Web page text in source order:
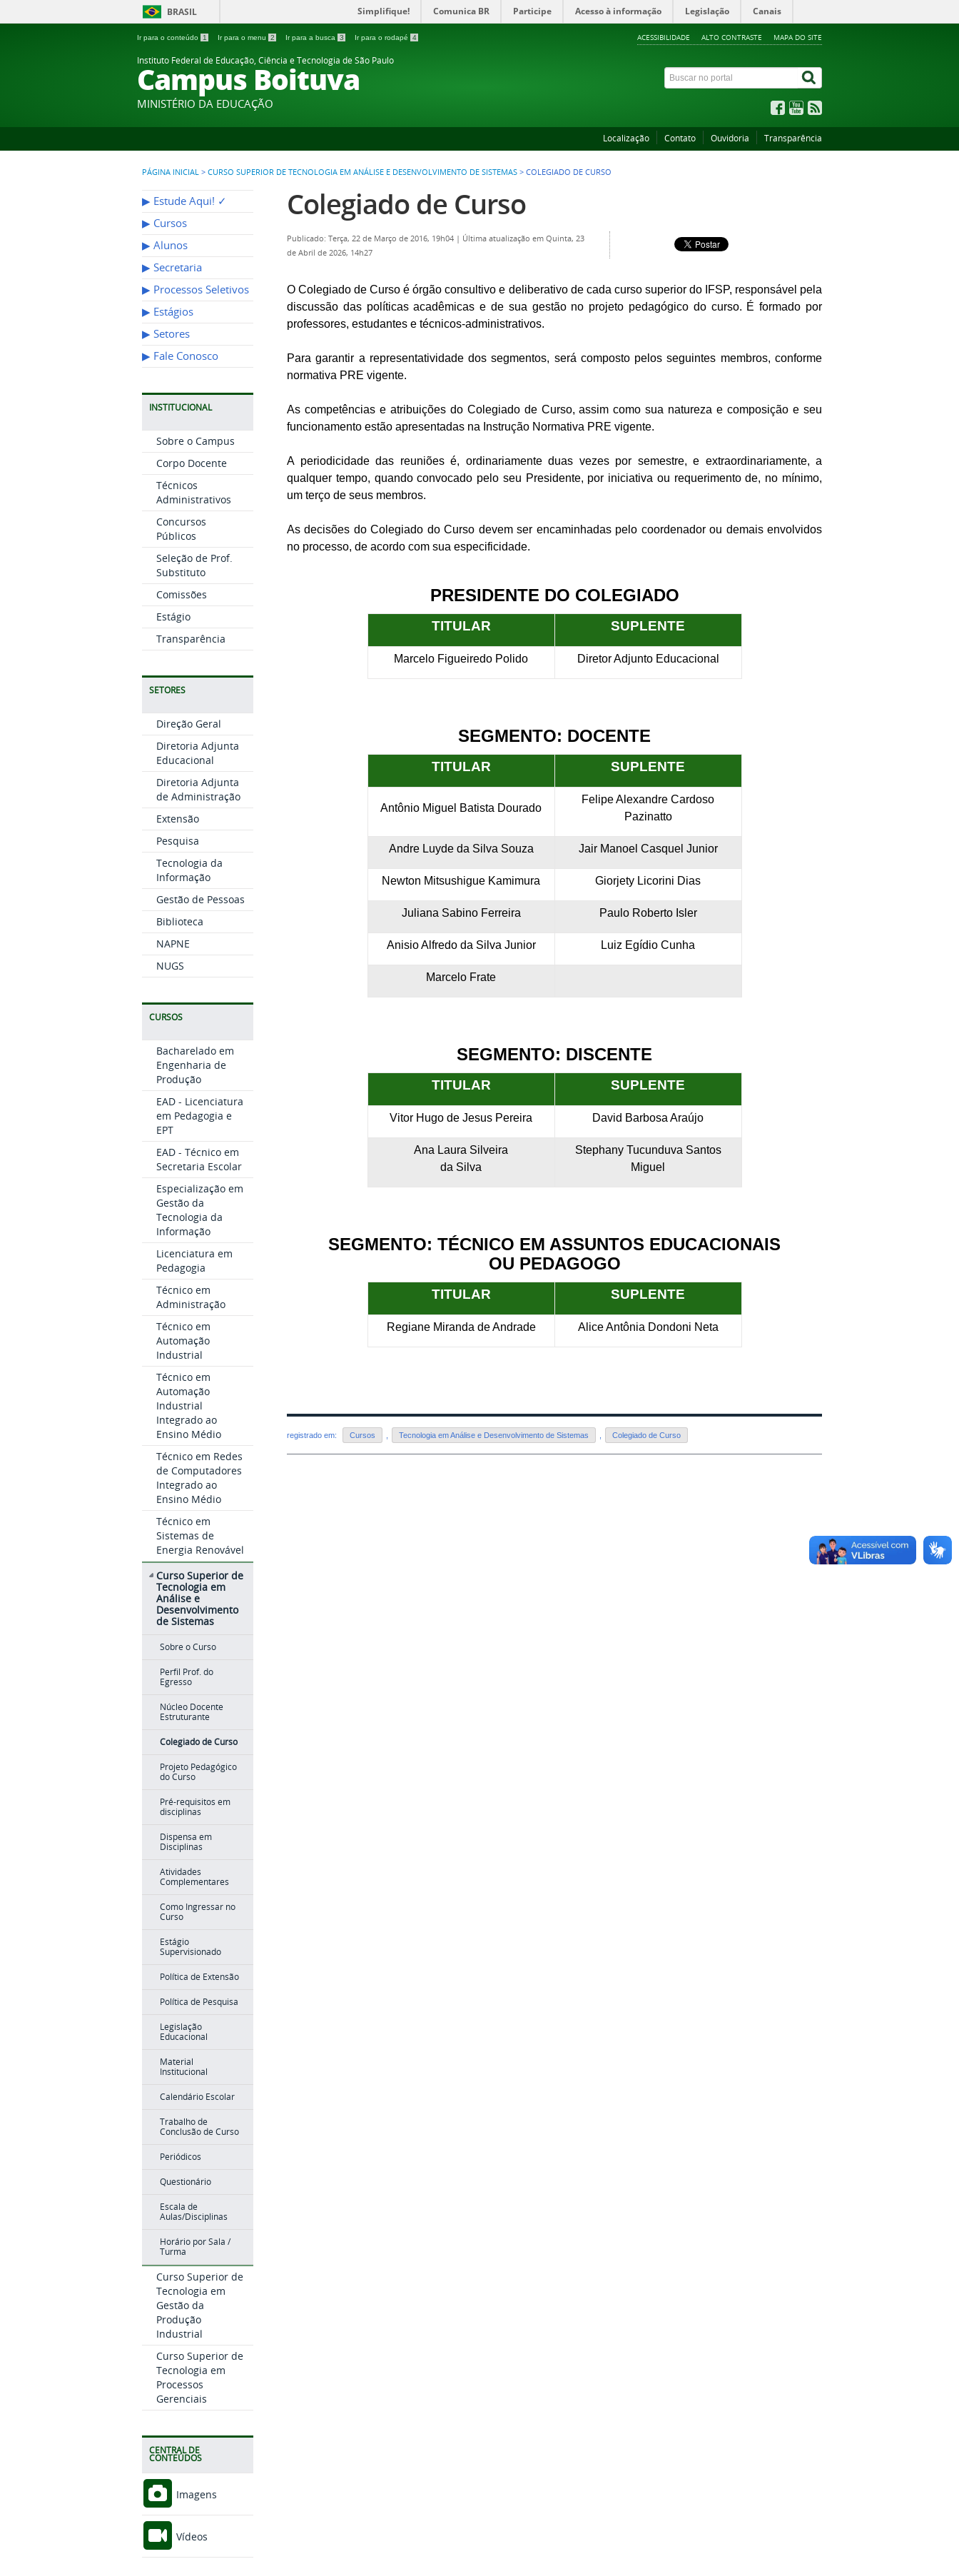
BRASIL Simplifique! Comunica BR Participe Acesso à informação Legislação Canais
Ir para o conteúdo 1 Ir para o menu 2 Ir para a busca 3 Ir para o rodapé 4 ACESSIBILIDADE ALTO CONTRASTE MAPA DO SITE
Instituto Federal de Educação, Ciência e Tecnologia de São Paulo
Campus Boituva
MINISTÉRIO DA EDUCAÇÃO
Localização Contato Ouvidoria Transparência
PÁGINA INICIAL > CURSO SUPERIOR DE TECNOLOGIA EM ANÁLISE E DESENVOLVIMENTO DE SISTEMAS > COLEGIADO DE CURSO
▶︎ Estude Aqui! ✓
▶︎ Cursos
▶︎ Alunos
▶︎ Secretaria
▶︎ Processos Seletivos
▶︎ Estágios
▶︎ Setores
▶︎ Fale Conosco
INSTITUCIONAL
Sobre o Campus
Corpo Docente
Técnicos
Administrativos
Concursos
Públicos
Seleção de Prof.
Substituto
Comissões
Estágio
Transparência
SETORES
Direção Geral
Diretoria Adjunta
Educacional
Diretoria Adjunta
de Administração
Extensão
Pesquisa
Tecnologia da
Informação
Gestão de Pessoas
Biblioteca
NAPNE
NUGS
CURSOS
Bacharelado em
Engenharia de
Produção
EAD - Licenciatura
em Pedagogia e
EPT
EAD - Técnico em
Secretaria Escolar
Especialização em
Gestão da
Tecnologia da
Informação
Licenciatura em
Pedagogia
Técnico em
Administração
Técnico em
Automação
Industrial
Técnico em
Automação
Industrial
Integrado ao
Ensino Médio
Técnico em Redes
de Computadores
Integrado ao
Ensino Médio
Técnico em
Sistemas de
Energia Renovável
Curso Superior de
Tecnologia em
Análise e
Desenvolvimento
de Sistemas
Sobre o Curso
Perfil Prof. do
Egresso
Núcleo Docente
Estruturante
Colegiado de Curso
Projeto Pedagógico
do Curso
Pré-requisitos em
disciplinas
Dispensa em
Disciplinas
Atividades
Complementares
Como Ingressar no
Curso
Estágio
Supervisionado
Política de Extensão
Política de Pesquisa
Legislação
Educacional
Material
Institucional
Calendário Escolar
Trabalho de
Conclusão de Curso
Periódicos
Questionário
Escala de
Aulas/Disciplinas
Horário por Sala /
Turma
Curso Superior de
Tecnologia em
Gestão da
Produção
Industrial
Curso Superior de
Tecnologia em
Processos
Gerenciais
CENTRAL DE
CONTEÚDOS
Imagens
Vídeos
Colegiado de Curso
Publicado: Terça, 22 de Março de 2016, 19h04 | Última atualização em Quinta, 23
de Abril de 2026, 14h27
O Colegiado de Curso é órgão consultivo e deliberativo de cada curso superior do IFSP, responsável pela
discussão das políticas acadêmicas e de sua gestão no projeto pedagógico do curso. É formado por
professores, estudantes e técnicos-administrativos.
Para garantir a representatividade dos segmentos, será composto pelos seguintes membros, conforme
normativa PRE vigente.
As competências e atribuições do Colegiado de Curso, assim como sua natureza e composição e seu
funcionamento estão apresentadas na Instrução Normativa PRE vigente.
A periodicidade das reuniões é, ordinariamente duas vezes por semestre, e extraordinariamente, a
qualquer tempo, quando convocado pelo seu Presidente, por iniciativa ou requerimento de, no mínimo,
um terço de seus membros.
As decisões do Colegiado do Curso devem ser encaminhadas pelo coordenador ou demais envolvidos
no processo, de acordo com sua especificidade.
PRESIDENTE DO COLEGIADO
TITULAR SUPLENTE
Marcelo Figueiredo Polido Diretor Adjunto Educacional
SEGMENTO: DOCENTE
TITULAR SUPLENTE
Antônio Miguel Batista Dourado
Felipe Alexandre Cardoso
Pazinatto
Andre Luyde da Silva Souza Jair Manoel Casquel Junior
Newton Mitsushigue Kamimura Giorjety Licorini Dias
Juliana Sabino Ferreira Paulo Roberto Isler
Anisio Alfredo da Silva Junior Luiz Egídio Cunha
Marcelo Frate
SEGMENTO: DISCENTE
TITULAR SUPLENTE
Vitor Hugo de Jesus Pereira David Barbosa Araújo
Ana Laura Silveira
da Silva
Stephany Tucunduva Santos
Miguel
SEGMENTO: TÉCNICO EM ASSUNTOS EDUCACIONAIS
OU PEDAGOGO
TITULAR SUPLENTE
Regiane Miranda de Andrade Alice Antônia Dondoni Neta
registrado em: Cursos Tecnologia em Análise e Desenvolvimento de Sistemas Colegiado de Curso